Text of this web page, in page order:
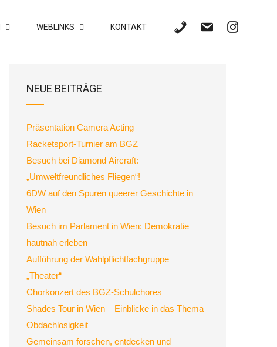
WEBLINKS KONTAKT
NEUE BEITRÄGE
Präsentation Camera Acting
Racketsport-Turnier am BGZ
Besuch bei Diamond Aircraft:
„Umweltfreundliches Fliegen“!
6DW auf den Spuren queerer Geschichte in
Wien
Besuch im Parlament in Wien: Demokratie
hautnah erleben
Aufführung der Wahlpflichtfachgruppe
„Theater“
Chorkonzert des BGZ-Schulchores
Shades Tour in Wien – Einblicke in das Thema
Obdachlosigkeit
Gemeinsam forschen, entdecken und